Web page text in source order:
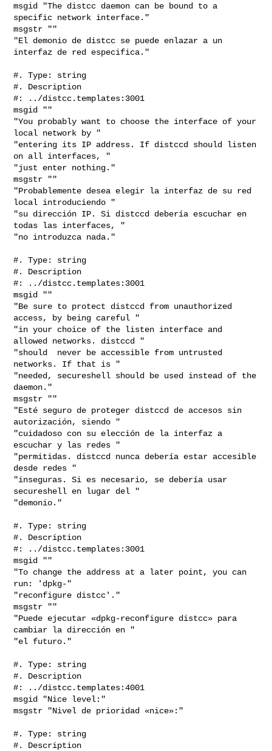
msgid "The distcc daemon can be bound to a
specific network interface."
msgstr ""
"El demonio de distcc se puede enlazar a un
interfaz de red especifica."
#. Type: string
#. Description
#: ../distcc.templates:3001
msgid ""
"You probably want to choose the interface of your
local network by "
"entering its IP address. If distccd should listen
on all interfaces, "
"just enter nothing."
msgstr ""
"Probablemente desea elegir la interfaz de su red
local introduciendo "
"su dirección IP. Si distccd debería escuchar en
todas las interfaces, "
"no introduzca nada."
#. Type: string
#. Description
#: ../distcc.templates:3001
msgid ""
"Be sure to protect distccd from unauthorized
access, by being careful "
"in your choice of the listen interface and
allowed networks. distccd "
"should  never be accessible from untrusted
networks. If that is "
"needed, secureshell should be used instead of the
daemon."
msgstr ""
"Esté seguro de proteger distccd de accesos sin
autorización, siendo "
"cuidadoso con su elección de la interfaz a
escuchar y las redes "
"permitidas. distccd nunca debería estar accesible
desde redes "
"inseguras. Si es necesario, se debería usar
secureshell en lugar del "
"demonio."
#. Type: string
#. Description
#: ../distcc.templates:3001
msgid ""
"To change the address at a later point, you can
run: 'dpkg-"
"reconfigure distcc'."
msgstr ""
"Puede ejecutar «dpkg-reconfigure distcc» para
cambiar la dirección en "
"el futuro."
#. Type: string
#. Description
#: ../distcc.templates:4001
msgid "Nice level:"
msgstr "Nivel de prioridad «nice»:"
#. Type: string
#. Description